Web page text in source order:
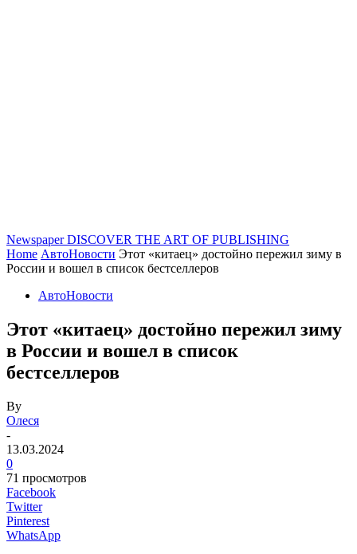
Newspaper DISCOVER THE ART OF PUBLISHING
Home АвтоНовости Этот «китаец» достойно пережил зиму в
России и вошел в список бестселлеров
АвтоНовости
Этот «китаец» достойно пережил зиму
в России и вошел в список
бестселлеров
By
Олеся
-
13.03.2024
0
71 просмотров
Facebook
Twitter
Pinterest
WhatsApp